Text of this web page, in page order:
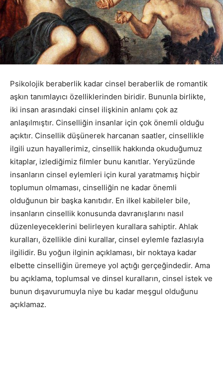
Psikolojik beraberlik kadar cinsel beraberlik de romantik
aşkın tanımlayıcı özelliklerinden biridir. Bununla birlikte,
iki insan arasındaki cinsel ilişkinin anlamı çok az
anlaşılmıştır. Cinselliğin insanlar için çok önemli olduğu
açıktır. Cinsellik düşünerek harcanan saatler, cinsellikle
ilgili uzun hayallerimiz, cinsellik hakkında okuduğumuz
kitaplar, izlediğimiz filmler bunu kanıtlar. Yeryüzünde
insanların cinsel eylemleri için kural yaratmamış hiçbir
toplumun olmaması, cinselliğin ne kadar önemli
olduğunun bir başka kanıtıdır. En ilkel kabileler bile,
insanların cinsellik konusunda davranışlarını nasıl
düzenleyeceklerini belirleyen kurallara sahiptir. Ahlak
kuralları, özellikle dini kurallar, cinsel eylemle fazlasıyla
ilgilidir. Bu yoğun ilginin açıklaması, bir noktaya kadar
elbette cinselliğin üremeye yol açtığı gerçeğindedir. Ama
bu açıklama, toplumsal ve dinsel kuralların, cinsel istek ve
bunun dışavurumuyla niye bu kadar meşgul olduğunu
açıklamaz.